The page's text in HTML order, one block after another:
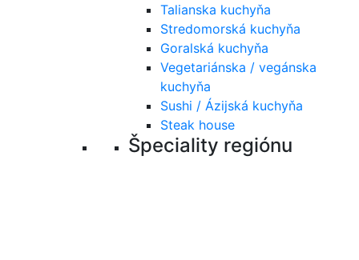
Talianska kuchyňa
Stredomorská kuchyňa
Goralská kuchyňa
Vegetariánska / vegánska
kuchyňa
Sushi / Ázijská kuchyňa
Steak house
Špeciality regiónu